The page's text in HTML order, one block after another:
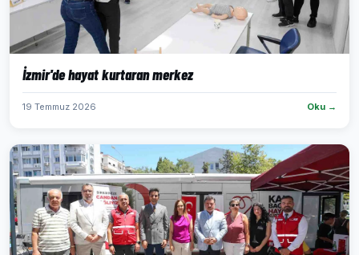
İzmir'de hayat kurtaran merkez
19 Temmuz 2026 Oku →